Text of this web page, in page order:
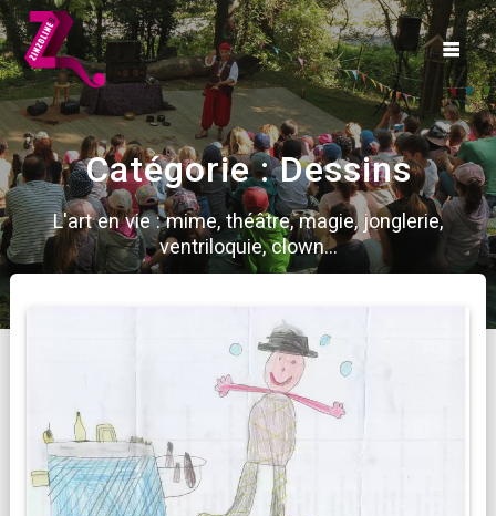
Skip
to
content
Catégorie :Dessins
L'art en vie : mime, théâtre, magie, jonglerie,
ventriloquie, clown...